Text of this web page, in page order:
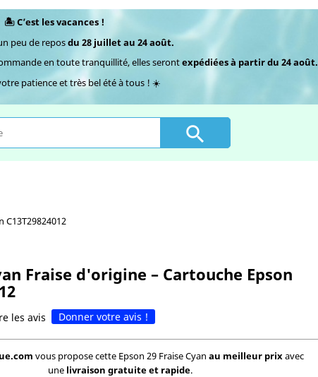
🏝️ C’est les vacances !
peu de reposdu 28 juillet au 24 août.
en toute tranquillité, elles serontexpédiées à partir du 24 août.
patience et très bel été à tous ! ☀️

C13T29824012
Fraise d'origine – Cartouche Epson
les avis Donner votre avis !
vous propose cette Epson 29 Fraise Cyanau meilleur prix avec
une livraison gratuite et rapide.